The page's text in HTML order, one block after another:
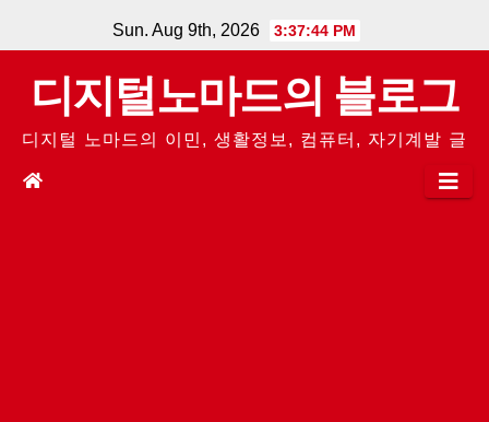
to
content
Sun. Aug 9th, 2026 3:37:45 PM
디지털노마드의 블로그
디지털 노마드의 이민, 생활정보, 컴퓨터, 자기계발 글